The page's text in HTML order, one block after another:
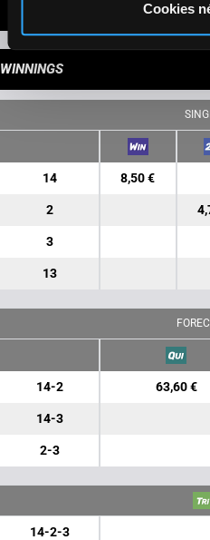
Cookies
WINNINGS
14 8,50 €
2
3
13
14-2 63,60 €
14-3
2-3
14-2-3